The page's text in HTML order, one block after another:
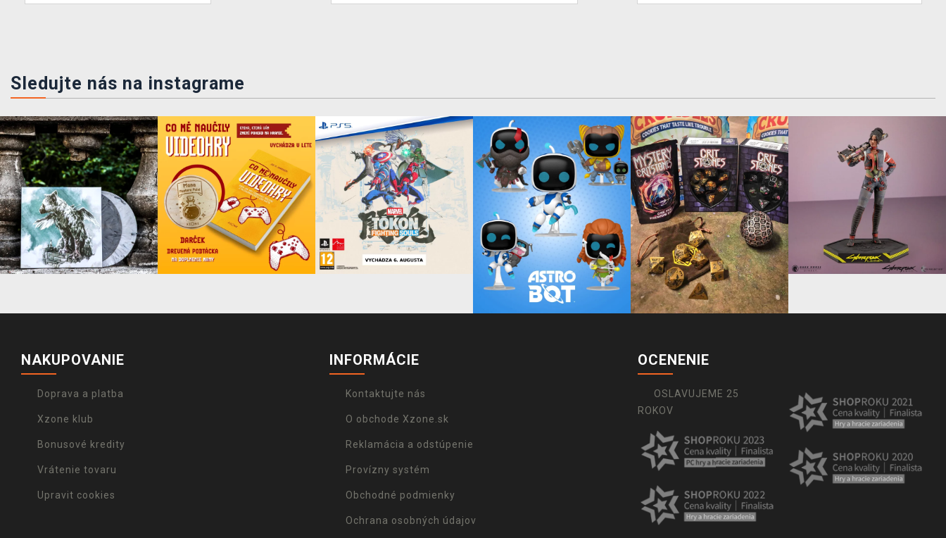
Sledujte nás na instagrame
NAKUPOVANIE
Doprava a platba
Xzone klub
Bonusové kredity
Vrátenie tovaru
Upravit cookies
INFORMÁCIE
Kontaktujte nás
O obchode Xzone.sk
Reklamácia a odstúpenie
Provízny systém
Obchodné podmienky
Ochrana osobných údajov
OCENENIE
OSLAVUJEME 25
ROKOV